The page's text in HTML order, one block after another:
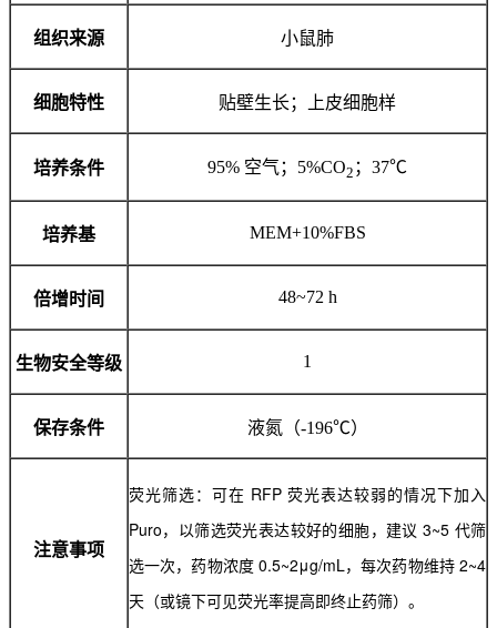
组织来源 小鼠肺
细胞特性 贴壁生长；上皮细胞样
培养条件 95% 空气；5%CO2 ；37℃
培养基 MEM+10%FBS
倍增时间 48~72 h
生物安全等级 1
保存条件 液氮（-196℃）
注意事项
荧光筛选：可在 RFP 荧光表达较弱的情况下加入
Puro，以筛选荧光表达较好的细胞，建议 3~5 代筛
选一次，药物浓度 0.5~2μg/mL，每次药物维持 2~4
天（或镜下可见荧光率提高即终止药筛）。